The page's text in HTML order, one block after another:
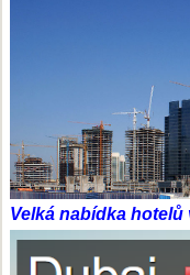
Velká nabídka hotelů